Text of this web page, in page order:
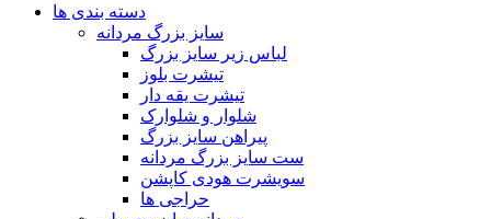
دسته بندی ها
سایز بزرگ مردانه
لباس زیر سایز بزرگ
تیشرت بلوز
تیشرت یقه دار
شلوار و شلوارک
پیراهن سایز بزرگ
ست سایز بزرگ مردانه
سویشرت هودی کاپشن
حراجی ها